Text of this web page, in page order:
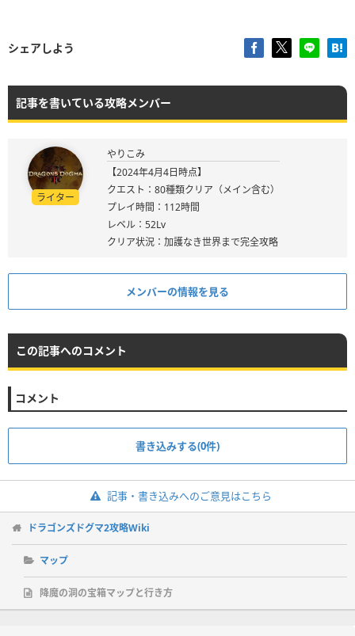
シェアしよう
記事を書いている攻略メンバー
ライター
やりこみ
【2024年4月4日時点】
クエスト：80種類クリア（メイン含む）
プレイ時間：112時間
レベル：52Lv
クリア状況：加護なき世界まで完全攻略
メンバーの情報を見る
この記事へのコメント
コメント
書き込みする(0件)
記事・書き込みへのご意見はこちら
ドラゴンズドグマ2攻略Wiki
マップ
降魔の洞の宝箱マップと行き方